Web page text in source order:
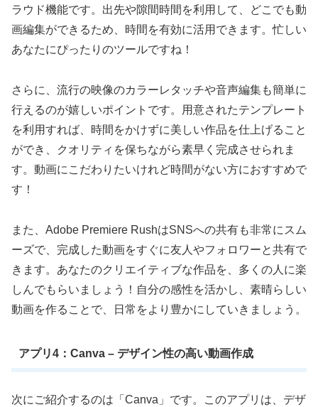
ラウド機能です。出先や隙間時間を利用して、どこでも動
画編集ができるため、時間を有効に活用できます。忙しい
あなたにぴったりのツールですね！
さらに、流行の映像のカラーレタッチや音声編集も簡単に
行えるのが嬉しいポイントです。用意されたテンプレート
を利用すれば、時間をかけずに美しい作品を仕上げること
ができ、クオリティを保ちながら素早く完成させられま
す。動画にこだわりたいけれど時間がない方におすすめで
す！
また、Adobe Premiere RushはSNSへの共有も非常にスム
ーズで、完成した動画をすぐに友人やフォロワーと共有で
きます。あなたのクリエイティブな作品を、多くの人に楽
しんでもらいましょう！自分の感性を活かし、素晴らしい
動画を作ることで、日常をより豊かにしていきましょう。
アプリ4：Canva – デザイン性の高い動画作成
次にご紹介するのは「Canva」です。このアプリは、デザ